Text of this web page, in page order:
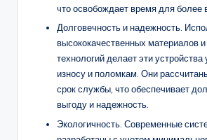
что освобождает время для более
Долговечность и надежность.
высококачественных материалов
технологий делает эти
износу и поломкам. Они
срок службы, что обеспечивает
выгоду и надежность.
Экологичность. Современные